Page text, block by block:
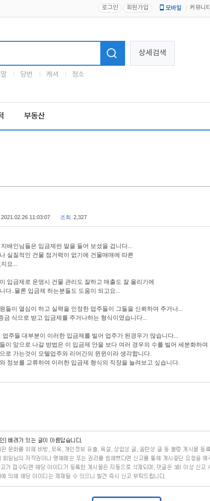
로그인 회원가입 모바일 커뮤니티
상세검색
당번 캐셔 청소
부동산
2021.02.26 11:03:07 조회 2,327
배인님들은 입금제란 말을 들어 보셨을 겁니다...
실질적인 건물 점거력이 없기에 건물매매에 따른
요...
입금제로 운영시 건물 관리도 잘하고 매출도 잘 올리기에
다..물론 입금제 하는분들도 도움이 되고요...
들이 열심이 하고 실력을 인정한 업주들이 그들을 신뢰하여 주거나...
금 식으로 받고 입금제를 주거나하는 형식이였습니다...
업주들 대부분이 이러한 입금제를 빌어 업주가 된경우가 많습니다...
이 앞으로 나갈 방법은 이 입금제 안을 보다 여러 경우의 수를 빌어 세분화하여
로 가는것이 모텔업주와 리어간의 윈윈이라 생각합니다.
정보를 교류하여 이러한 입금제 형식의 직장을 늘려보고 싶습니다.